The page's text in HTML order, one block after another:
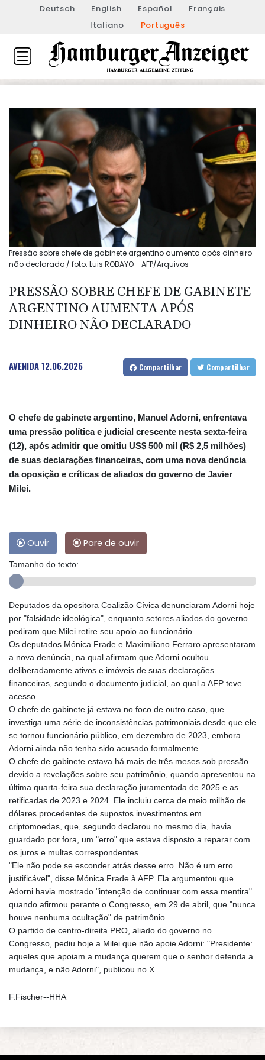
Deutsch English Español
Français
Italiano
Português
Pressão sobre chefe de gabinete argentino aumenta após dinheiro
não declarado / foto: Luis ROBAYO - AFP/Arquivos
PRESSÃO SOBRE CHEFE DE GABINETE
ARGENTINO AUMENTA APÓS
DINHEIRO NÃO DECLARADO
AVENIDA12.06.2026 Compartilhar Compartilhar
O chefe de gabinete argentino, Manuel Adorni, enfrentava
uma pressão política e judicial crescente nesta sexta-feira
(12), após admitir que omitiu US$ 500 mil (R$ 2,5 milhões)
de suas declarações financeiras, com uma nova denúncia
da oposição e críticas de aliados do governo de Javier
Milei.
Ouvir Pare de ouvir
Tamanho do texto:
Deputados da opositora Coalizão Cívica denunciaram Adorni hoje
por "falsidade ideológica", enquanto setores aliados do governo
pediram que Milei retire seu apoio ao funcionário.
Os deputados Mónica Frade e Maximiliano Ferraro apresentaram
a nova denúncia, na qual afirmam que Adorni ocultou
deliberadamente ativos e imóveis de suas declarações
financeiras, segundo o documento judicial, ao qual a AFP teve
acesso.
O chefe de gabinete já estava no foco de outro caso, que
investiga uma série de inconsistências patrimoniais desde que ele
se tornou funcionário público, em dezembro de 2023, embora
Adorni ainda não tenha sido acusado formalmente.
O chefe de gabinete estava há mais de três meses sob pressão
devido a revelações sobre seu patrimônio, quando apresentou na
última quarta-feira sua declaração juramentada de 2025 e as
retificadas de 2023 e 2024. Ele incluiu cerca de meio milhão de
dólares procedentes de supostos investimentos em
criptomoedas, que, segundo declarou no mesmo dia, havia
guardado por fora, um "erro" que estava disposto a reparar com
os juros e multas correspondentes.
"Ele não pode se esconder atrás desse erro. Não é um erro
justificável", disse Mónica Frade à AFP. Ela argumentou que
Adorni havia mostrado "intenção de continuar com essa mentira"
quando afirmou perante o Congresso, em 29 de abril, que "nunca
houve nenhuma ocultação" de patrimônio.
O partido de centro-direita PRO, aliado do governo no
Congresso, pediu hoje a Milei que não apoie Adorni: "Presidente:
aqueles que apoiam a mudança querem que o senhor defenda a
mudança, e não Adorni", publicou no X.
F.Fischer--HHA